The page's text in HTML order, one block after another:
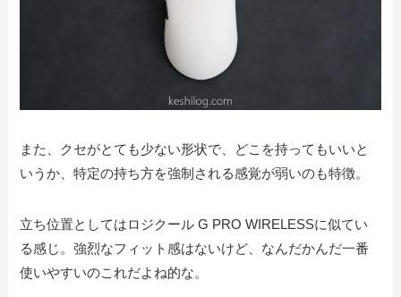
また、クセがとても少ない形状で、どこを持ってもいいと
いうか、特定の持ち方を強制される感覚が弱いのも特徴。
立ち位置としてはロジクール G PRO WIRELESSに似てい
る感じ。強烈なフィット感はないけど、なんだかんだ一番
使いやすいのこれだよね的な。